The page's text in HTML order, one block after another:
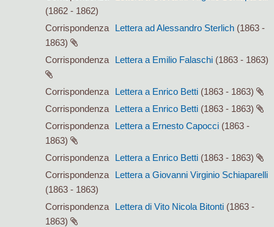
(1862 - 1862)
Corrispondenza
Lettera ad Alessandro Sterlich (1863 -
1863)
Corrispondenza
Lettera a Emilio Falaschi (1863 - 1863)
Corrispondenza Lettera a Enrico Betti (1863 - 1863)
Corrispondenza
Lettera a Enrico Betti (1863 - 1863)
Corrispondenza
Lettera a Ernesto Capocci (1863 -
1863)
Corrispondenza
Lettera a Enrico Betti (1863 - 1863)
Corrispondenza
Lettera a Giovanni Virginio Schiaparelli
(1863 - 1863)
Corrispondenza
Lettera di Vito Nicola Bitonti (1863 -
1863)